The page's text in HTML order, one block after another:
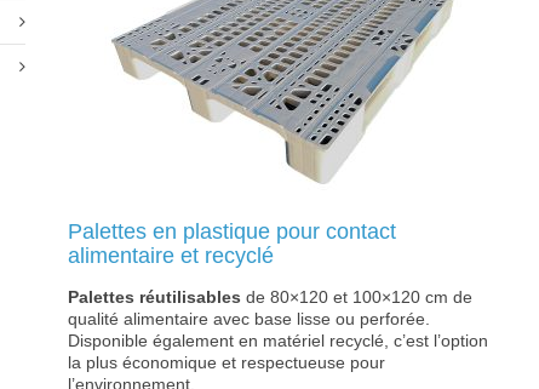
Palettes en plastique pour contact
alimentaire et recyclé
Palettes réutilisables de 80×120 et 100×120 cm de
qualité alimentaire avec base lisse ou perforée.
Disponible également en matériel recyclé, c’est l’option
la plus économique et respectueuse pour
l’environnement.